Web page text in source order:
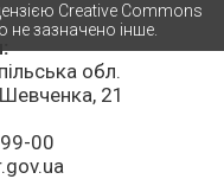
обл.
21
00
Creative Commons
зазначено інше.